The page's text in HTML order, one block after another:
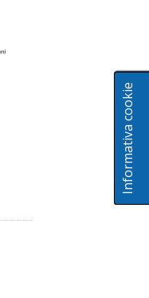
Informativa cookie